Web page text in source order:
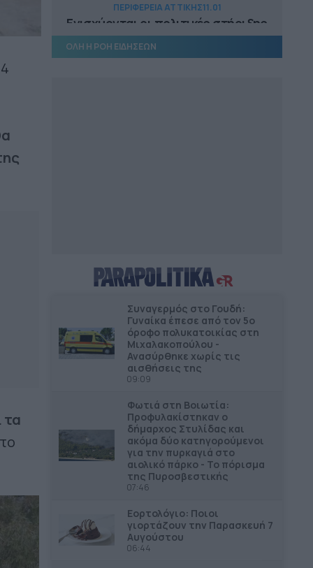
τα
ΠΕΡΙΦΕΡΕΙΑ ΑΤΤΙΚΗΣ11.01
Ενισχύονται οι πολιτικές στήριξης
των επιχειρήσεων από την Π.
Αττικής
από τις πρόσφατες πυρκαγιές
«e-Δημότης»: η νέα ψηφιακή
υπηρεσία Δήμου Νίκαιας-Α.I. Ρέντη
ΔΗΜΟΙ09.16
Υποχρέωση κατάθεσης «Πόθεν
Επιτροπών
ΕΠΙΚΑΙΡΟΤΗΤΑ08.52
ΥΠΕΝ: Άμεσα η αποκατάσταση στη
Δυτική Αττική
Αναβάθμιση του Γηροκομείου
Αθηνών με πόρους από το
Πράσινο Ταμείο
ΟΛΗ Η ΡΟΗ ΕΙΔΗΣΕΩΝ
Συναγερμός στο Γουδή:
Γυναίκα έπεσε από τον 5ο
όροφο πολυκατοικίας στη
Μιχαλακοπούλου -
Ανασύρθηκε χωρίς τις
αισθήσεις της
09:09
Φωτιά στη Βοιωτία:
Προφυλακίστηκαν ο
δήμαρχος Στυλίδας και
ακόμα δύο κατηγορούμενοι
για την πυρκαγιά στο
αιολικό πάρκο - Το πόρισμα
της Πυροσβεστικής
07:46
Εορτολόγιο: Ποιοι
γιορτάζουν την Παρασκευή 7
Αυγούστου
06:44